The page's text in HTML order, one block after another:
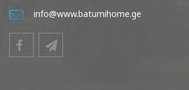
info@www.batumihome.ge